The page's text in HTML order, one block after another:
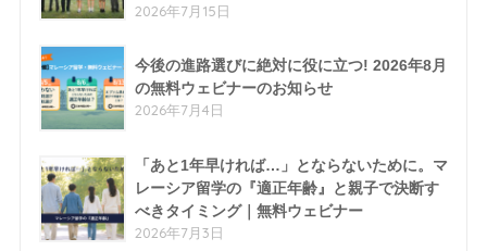
2026年7月15日
今後の進路選びに絶対に役に立つ! 2026年8月
の無料ウェビナーのお知らせ
2026年7月4日
「あと1年早ければ…」とならないために。マ
レーシア留学の『適正年齢』と親子で決断す
べきタイミング｜無料ウェビナー
2026年7月3日